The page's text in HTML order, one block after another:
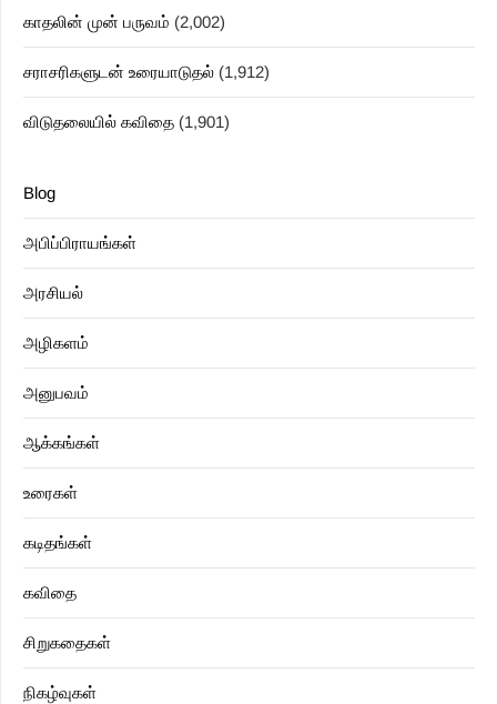
காதலின் முன் பருவம் (2,002)
சராசரிகளுடன் உரையாடுதல் (1,912)
விடுதலையில் கவிதை (1,901)
Blog
அபிப்பிராயங்கள்
அரசியல்
அழிகளம்
அனுபவம்
ஆக்கங்கள்
உரைகள்
கடிதங்கள்
கவிதை
சிறுகதைகள்
நிகழ்வுகள்